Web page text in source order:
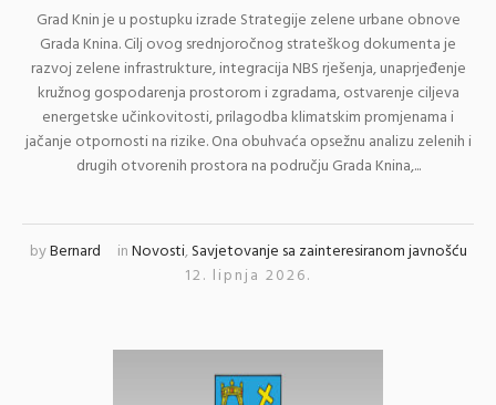
Grad Knin je u postupku izrade Strategije zelene urbane obnove
Grada Knina. Cilj ovog srednjoročnog strateškog dokumenta je
razvoj zelene infrastrukture, integracija NBS rješenja, unaprjeđenje
kružnog gospodarenja prostorom i zgradama, ostvarenje ciljeva
energetske učinkovitosti, prilagodba klimatskim promjenama i
jačanje otpornosti na rizike. Ona obuhvaća opsežnu analizu zelenih i
drugih otvorenih prostora na području Grada Knina,...
byBernard inNovosti,Savjetovanje sa zainteresiranom javnošću
12. lipnja 2026.